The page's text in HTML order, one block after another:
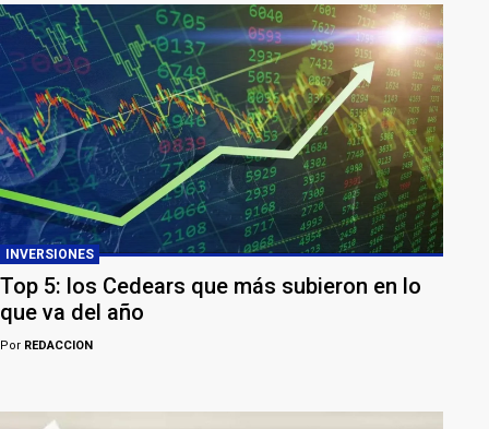
INVERSIONES
Top 5: los Cedears que más subieron en lo
que va del año
Por REDACCION